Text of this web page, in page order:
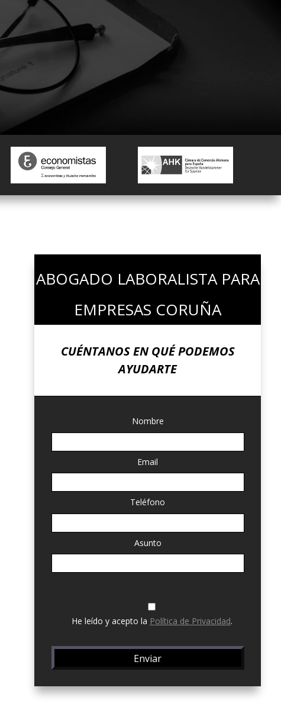
MODELO 720
ABOGADO LABORALISTA PARA
EMPRESAS CORUÑA
CUÉNTANOS EN QUÉ PODEMOS
AYUDARTE
Nombre
Email
Teléfono
Asunto
He leído y acepto la Política de Privacidad.